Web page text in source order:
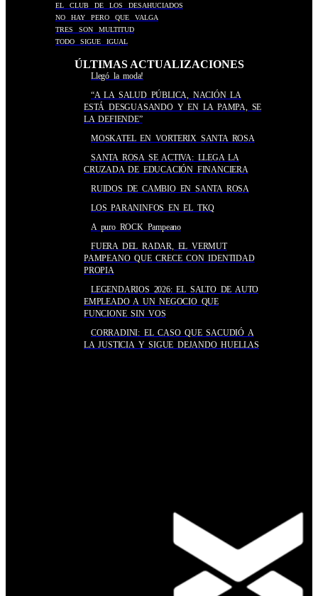
EL CLUB DE LOS DESAHUCIADOS
NO HAY PERO QUE VALGA
TRES SON MULTITUD
TODO SIGUE IGUAL
ÚLTIMAS ACTUALIZACIONES
Llegó la moda!
“A LA SALUD PÚBLICA, NACIÓN LA
ESTÁ DESGUASANDO Y EN LA PAMPA, SE
LA DEFIENDE”
MOSKATEL EN VORTERIX SANTA ROSA
SANTA ROSA SE ACTIVA: LLEGA LA
CRUZADA DE EDUCACIÓN FINANCIERA
RUIDOS DE CAMBIO EN SANTA ROSA
LOS PARANINFOS EN EL TKQ
A puro ROCK Pampeano
FUERA DEL RADAR, EL VERMUT
PAMPEANO QUE CRECE CON IDENTIDAD
PROPIA
LEGENDARIOS 2026: EL SALTO DE AUTO
EMPLEADO A UN NEGOCIO QUE
FUNCIONE SIN VOS
CORRADINI: EL CASO QUE SACUDIÓ A
LA JUSTICIA Y SIGUE DEJANDO HUELLAS